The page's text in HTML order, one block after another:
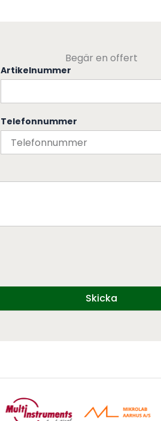
Begär en offert
Artikelnummer
Telefonnummer
Skicka